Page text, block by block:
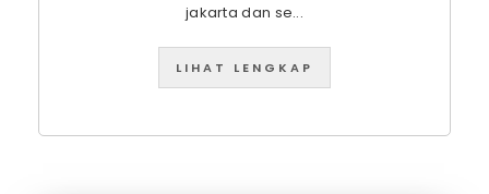
jakarta dan se...
LIHAT LENGKAP